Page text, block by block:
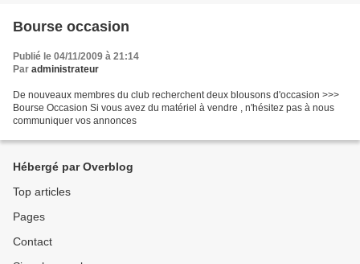
Bourse occasion
Publié le 04/11/2009 à 21:14
Par administrateur
De nouveaux membres du club recherchent deux blousons d'occasion >>>
Bourse Occasion Si vous avez du matériel à vendre , n'hésitez pas à nous
communiquer vos annonces
Hébergé par Overblog
Top articles
Pages
Contact